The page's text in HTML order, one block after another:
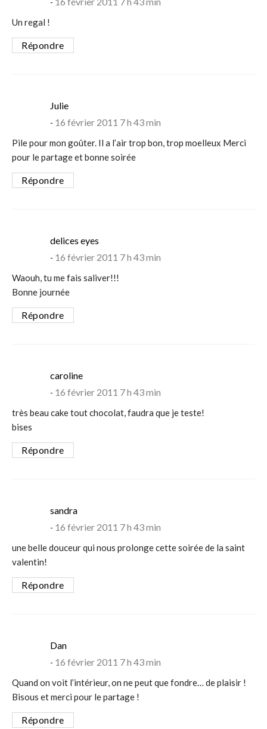
Un regal !
Répondre
Juliesays:
16 février 2011 7 h 43 min
Pile pour mon goûter. Il a l’air trop bon, trop moelleux Merci
pour le partage et bonne soirée
Répondre
delices eyes
16 février 2011 7 h 43 min
Waouh, tu me fais saliver!!!
Bonne journée
Répondre
carolinesays:
16 février 2011 7 h 43 min
très beau cake tout chocolat, faudra que je teste!
bises
Répondre
sandrasays:
16 février 2011 7 h 43 min
une belle douceur qui nous prolonge cette soirée de la saint
valentin!
Répondre
Dansays:
16 février 2011 7 h 43 min
Quand on voit l’intérieur, on ne peut que fondre… de plaisir !
Bisous et merci pour le partage !
Répondre